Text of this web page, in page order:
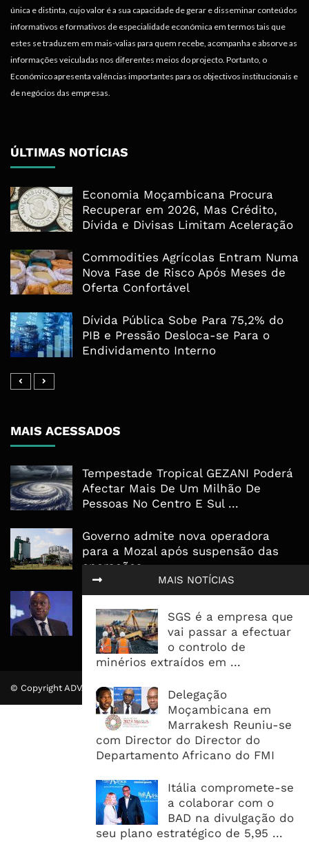
MAIS NOTÍCIAS
SGS é a empresa que
vai passar a efectuar
o controlo de
minérios extraídos em ...
Delegação
Moçambicana em
Marrakesh Reuniu-se
com Director do Director do
Departamento Africano do FMI
Itália compromete-se
a colaborar com o
BAD na divulgação do
seu plano estratégico de 5,95 ...
única e distinta, cujo valor é a sua capacidade de gerar e disseminar conteúdos
informativos e formativos de especialidade económica em termos tais que
estes se traduzem em mais-valias para quem recebe, acompanha e absorve as
informações veiculadas nos diferentes meios do projecto. Portanto, o
Económico apresenta valências importantes para os objectivos institucionais e
de negócios das empresas.
ÚLTIMAS NOTÍCIAS
Economia Moçambicana Procura
Recuperar em 2026, Mas Crédito,
Dívida e Divisas Limitam Aceleração
Commodities Agrícolas Entram Numa
Nova Fase de Risco Após Meses de
Oferta Confortável
Dívida Pública Sobe Para 75,2% do
PIB e Pressão Desloca-se Para o
Endividamento Interno
MAIS ACESSADOS
Tempestade Tropical GEZANI Poderá
Afectar Mais De Um Milhão De
Pessoas No Centro E Sul ...
Governo admite nova operadora
para a Mozal após suspensão das
operações
CEO do Standard Bank pede ao
Governo que “saia do caminho” e
facilite os negócios
© Copyright ADVALUE. Todos Direitos Reservados.